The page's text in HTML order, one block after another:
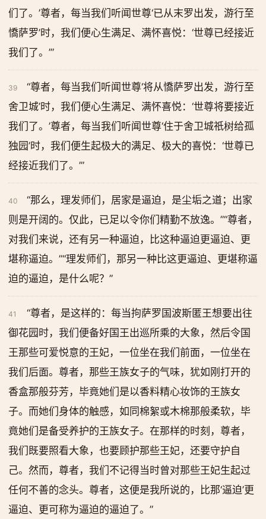
们了。’尊者，每当我们听闻世尊‘已从末罗出发，游行至
憍萨罗’时，我们便心生满足、满怀喜悦：‘世尊已经接近
我们了。’”
39
“尊者，每当我们听闻世尊‘将从憍萨罗出发，游行至
舍卫城’时，我们便心生满足、满怀喜悦：‘世尊将要接近
我们了。’尊者，每当我们听闻世尊‘住于舍卫城祇树给孤
独园’时，我们便生起极大的满足、极大的喜悦：‘世尊已
经接近我们了。’”
40
“那么，理发师们，居家是逼迫，是尘垢之道；出家
则是开阔的。仅此，已足以令你们精勤不放逸。”“尊者，
对我们来说，还有另一种逼迫，比这种逼迫更逼迫、更
堪称逼迫。”“理发师们，那另一种比这更逼迫、更堪称逼
迫的逼迫，是什么呢？”
41
“尊者，是这样的：每当拘萨罗国波斯匿王想要出往
御花园时，我们便备好国王出巡所乘的大象，然后令国
王那些可爱悦意的王妃，一位坐在我们前面，一位坐在
我们后面。尊者，那些王族女子的气味，犹如刚打开的
香盒那般芬芳，毕竟她们是以香料精心妆饰的王族女
子。而她们身体的触感，如同棉絮或木棉那般柔软，毕
竟她们是备受养护的王族女子。在那样的时刻，尊者，
我们既要照看大象，也要顾护那些王妃，还要守护自
己。然而，尊者，我们不记得当时曾对那些王妃生起过
任何不善的念头。尊者，这便是我所说的，比那‘逼迫’更
逼迫、更可称为逼迫的逼迫了。”